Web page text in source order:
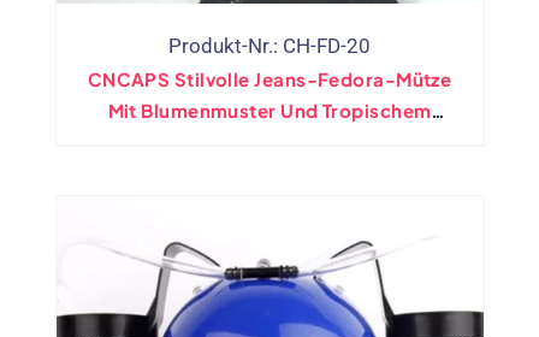
Produkt-Nr.: CH-FD-20
CNCAPS Stilvolle Jeans-Fedora-Mütze
Mit Blumenmuster Und Tropischem